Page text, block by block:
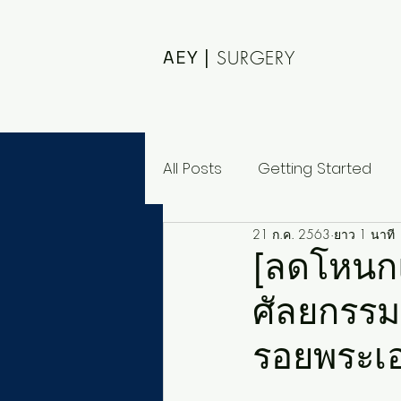
AEY | SURGERY
All Posts Getting Started
[ลดโหน
ศัลยกรร
รอยพระ
21 ก.ค. 2563 ยาว 1 นาที